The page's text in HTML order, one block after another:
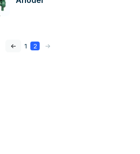
<- 1 2 ->